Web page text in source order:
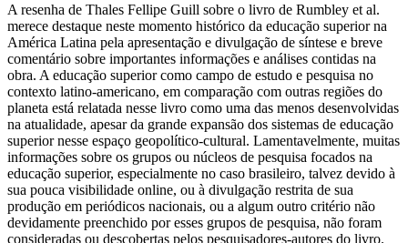
A resenha de Thales Fellipe Guill sobre o livro de Rumbley et al.
merece destaque neste momento histórico da educação superior na
América Latina pela apresentação e divulgação de síntese e breve
comentário sobre importantes informações e análises contidas na
obra. A educação superior como campo de estudo e pesquisa no
contexto latino-americano, em comparação com outras regiões do
planeta está relatada nesse livro como uma das menos desenvolvidas
na atualidade, apesar da grande expansão dos sistemas de educação
superior nesse espaço geopolítico-cultural. Lamentavelmente, muitas
informações sobre os grupos ou núcleos de pesquisa focados na
educação superior, especialmente no caso brasileiro, talvez devido à
sua pouca visibilidade online, ou à divulgação restrita de sua
produção em periódicos nacionais, ou a algum outro critério não
devidamente preenchido por esses grupos de pesquisa, não foram
consideradas ou descobertas pelos pesquisadores-autores do livro.